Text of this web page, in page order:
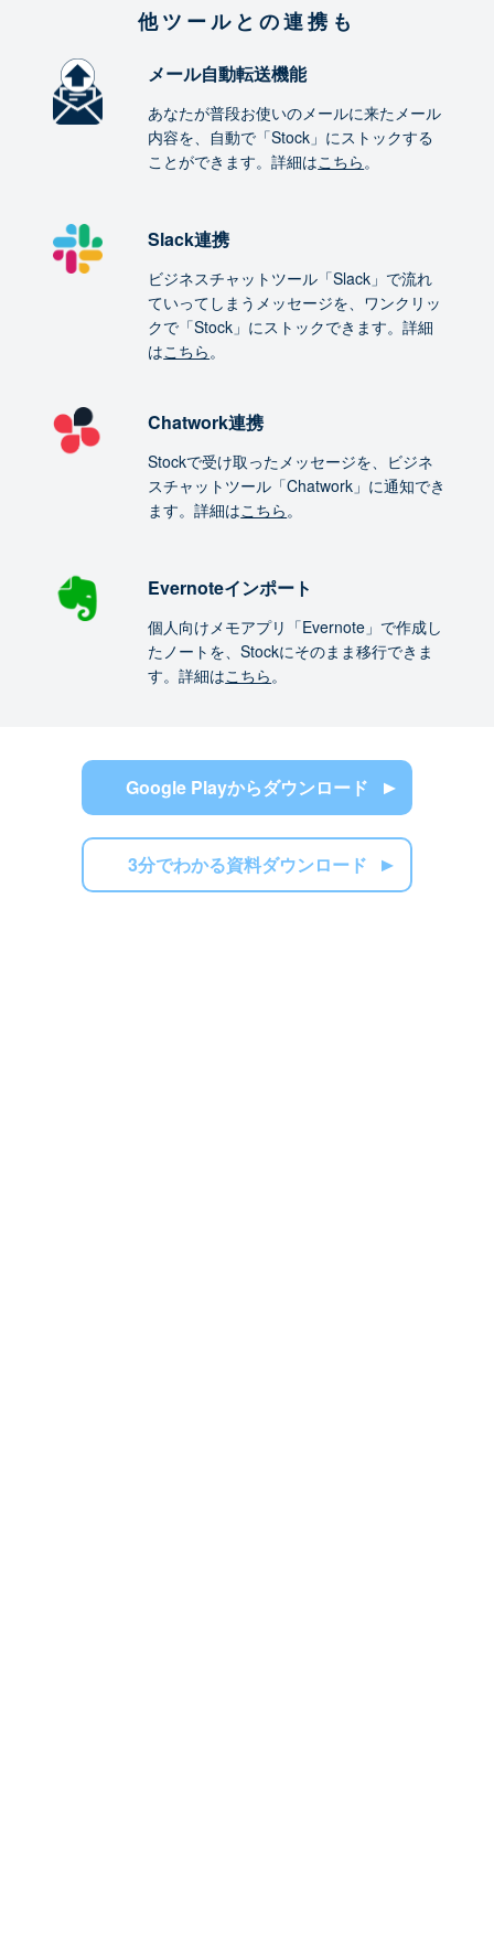
他ツールとの連携も
メール自動転送機能
あなたが普段お使いのメールに来たメール
内容を、自動で「Stock」にストックする
ことができます。詳細はこちら。
Slack連携
ビジネスチャットツール「Slack」で流れ
ていってしまうメッセージを、ワンクリッ
クで「Stock」にストックできます。詳細
はこちら。
Chatwork連携
Stockで受け取ったメッセージを、ビジネ
スチャットツール「Chatwork」に通知でき
ます。詳細はこちら。
Evernoteインポート
個人向けメモアプリ「Evernote」で作成し
たノートを、Stockにそのまま移行できま
す。詳細はこちら。
Google Playからダウンロード
3分でわかる資料ダウンロード